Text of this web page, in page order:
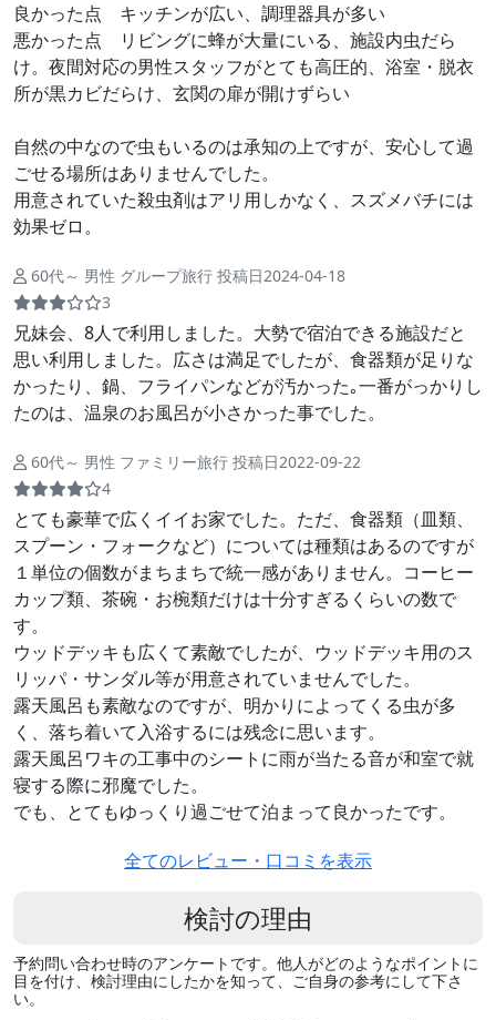
良かった点 キッチンが広い、調理器具が多い
悪かった点 リビングに蜂が大量にいる、施設内虫だら
け。夜間対応の男性スタッフがとても高圧的、浴室・脱衣
所が黒カビだらけ、玄関の扉が開けずらい
自然の中なので虫もいるのは承知の上ですが、安心して過
ごせる場所はありませんでした。
用意されていた殺虫剤はアリ用しかなく、スズメバチには
効果ゼロ。
60代～ 男性 グループ旅行 投稿日2024-04-18
3
兄妹会、8人で利用しました。大勢で宿泊できる施設だと
思い利用しました。広さは満足でしたが、食器類が足りな
かったり、鍋、フライパンなどが汚かった｡一番がっかりし
たのは、温泉のお風呂が小さかった事でした。
60代～ 男性 ファミリー旅行 投稿日2022-09-22
4
とても豪華で広くイイお家でした。ただ、食器類（皿類、
スプーン・フォークなど）については種類はあるのですが
１単位の個数がまちまちで統一感がありません。コーヒー
カップ類、茶碗・お椀類だけは十分すぎるくらいの数で
す。
ウッドデッキも広くて素敵でしたが、ウッドデッキ用のス
リッパ・サンダル等が用意されていませんでした。
露天風呂も素敵なのですが、明かりによってくる虫が多
く、落ち着いて入浴するには残念に思います。
露天風呂ワキの工事中のシートに雨が当たる音が和室で就
寝する際に邪魔でした。
でも、とてもゆっくり過ごせて泊まって良かったです。
全てのレビュー・口コミを表示
検討の理由
予約問い合わせ時のアンケートです。他人がどのようなポイントに
目を付け、検討理由にしたかを知って、ご自身の参考にして下さ
い。